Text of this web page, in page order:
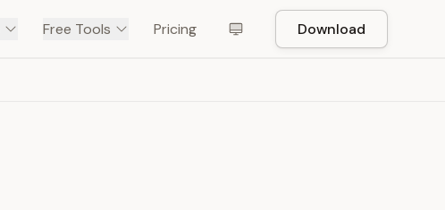
Free Tools Pricing Download